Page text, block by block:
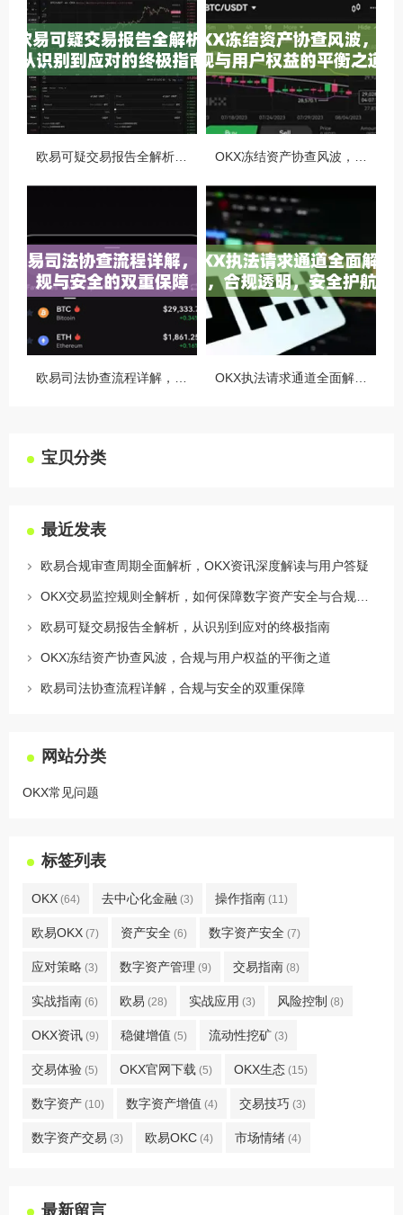
宝贝分类
最近发表
欧易合规审查周期全面解析，OKX资讯深度解读与用户答疑
欧易可疑交易报告全解析，从识别到应对的终极指南
OKX冻结资产协查风波，合规与用户权益的平衡之道
欧易司法协查流程详解，合规与安全的双重保障
网站分类
OKX常见问题
标签列表
OKX (64) 去中心化金融 (3) 操作指南 (11)
欧易OKX (7) 资产安全 (6) 数字资产安全 (7)
应对策略 (3) 数字资产管理 (9) 交易指南 (8)
实战指南 (6) 欧易 (28) 实战应用 (3) 风险控制 (8)
OKX资讯 (9) 稳健增值 (5) 流动性挖矿 (3)
交易体验 (5) OKX官网下载 (5) OKX生态 (15)
数字资产 (10) 数字资产增值 (4) 交易技巧 (3)
数字资产交易 (3) 欧易OKC (4) 市场情绪 (4)
最新留言